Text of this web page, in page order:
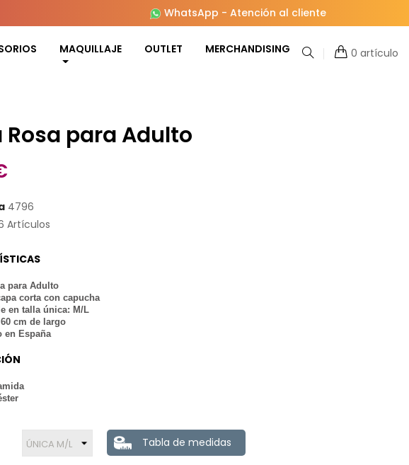
WhatsApp - Atención al cliente
MAQUILLAJE OUTLET MERCHANDISING 0 artículo
Rosa para Adulto
4796
Artículos
para Adulto
corta con capucha
en talla única: M/L
cm de largo
en España
Tabla de medidas